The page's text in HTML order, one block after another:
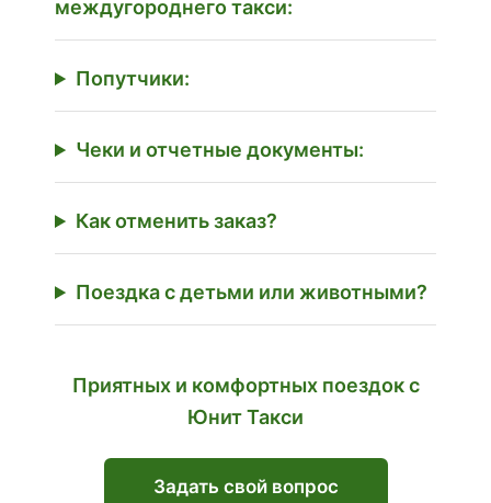
междугороднего такси:
Попутчики:
Чеки и отчетные документы:
Как отменить заказ?
Поездка с детьми или животными?
Приятных и комфортных поездок с
Юнит Такси
Задать свой вопрос